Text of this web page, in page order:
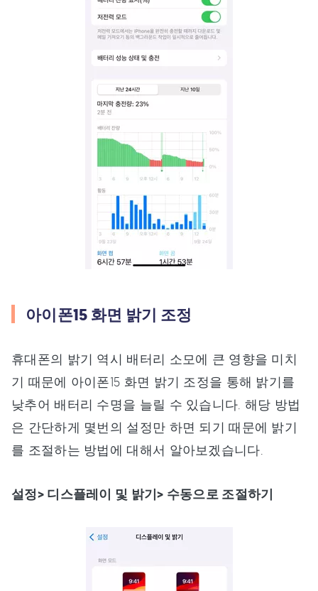
아이폰15 화면 밝기 조정
휴대폰의 밝기 역시 배터리 소모에 큰 영향을 미치
기 때문에 아이폰15 화면 밝기 조정을 통해 밝기를
낮추어 배터리 수명을 늘릴 수 있습니다. 해당 방법
은 간단하게 몇번의 설정만 하면 되기 때문에 밝기
를 조절하는 방법에 대해서 알아보겠습니다.
설정> 디스플레이 및 밝기> 수동으로 조절하기